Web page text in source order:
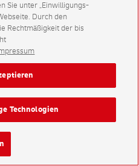
Sie unter „Einwilligungs-
Durch den
Rechtmäßigkeit der bis
Technologien